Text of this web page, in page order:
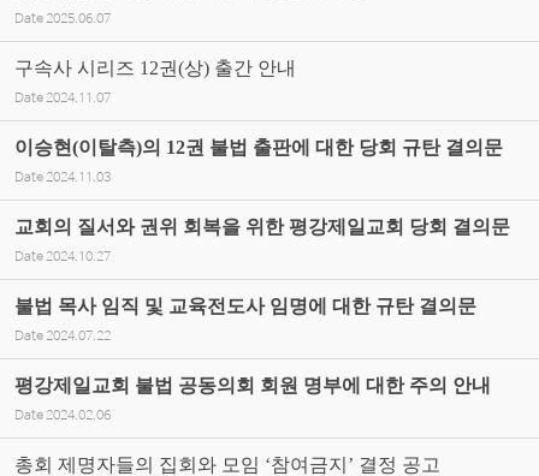
Date 2025.06.07
구속사 시리즈 12권(상) 출간 안내
Date 2024.11.07
이승현(이탈측)의 12권 불법 출판에 대한 당회 규탄 결의문
Date 2024.11.03
교회의 질서와 권위 회복을 위한 평강제일교회 당회 결의문
Date 2024.10.27
불법 목사 임직 및 교육전도사 임명에 대한 규탄 결의문
Date 2024.07.22
평강제일교회 불법 공동의회 회원 명부에 대한 주의 안내
Date 2024.02.06
총회 제명자들의 집회와 모임 ‘참여금지’ 결정 공고